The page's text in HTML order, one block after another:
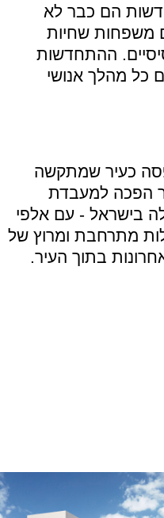
הם כבר לא
משפחות שחיות
. ההתחדשות
כל מהלך אנושי
כעיר שמתקשה
הפכה למעבדת
בישראל - עם אלפי
מתרחבת ומרוץ של
בתוך העיר.